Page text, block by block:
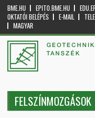
BME.HU EPITO.BME.HU
OKTATÓI BELÉPÉS
E-MAIL
MAGYAR
TANSZÉK
FELSZÍNMOZGÁSOK